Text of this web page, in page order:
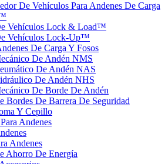
De Vehículos Para Andenes De Carga
Vehículos Lock & Load™
Vehículos Lock-Up™
De Carga Y Fosos
De Andén NMS
De Andén NAS
De Andén NHS
De Borde De Andén
Bordes De Barrera De Seguridad
Y Cepillo
Andenes
Andenes
Ahorro De Energía